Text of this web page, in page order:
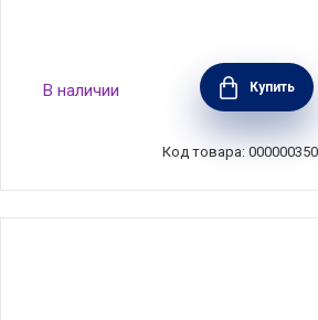
Кофеварка-пуровер для
приготовления кофе 400 мл,
Craft, Великобритания,
В наличии Купить
Код товара: